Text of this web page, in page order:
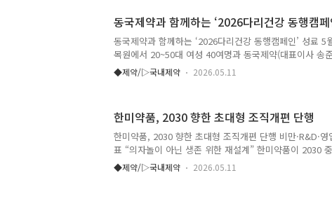
16% 감소했다. 바디텍메드는 최근 국내외 시장 공략을 위
벌 인허가 확대, 연구 인력 확충 등 지속적인 성장을 위한
중하고 있다. 특히 생화학 및 혈액분석, 동물진단..
동국제약과 함께하는 ‘2026다리건강 동행캠페
동국제약과 함께하는 ‘2026다리건강 동행캠페인’ 성료 5
목원에서 20~50대 여성 40여명과 동국제약(대표이사 송
요수목원(경기도 가평군 소재)에서 ‘동국제약과 함께하는
인’을 진행했다. 동행캠페인은 걷기와 같은 일상 속 가벼
인을 통해 사전 신청한 20대~50대 여성 40여 명이 가족
참여했다. 참가자들은 아침고요수목원을 걸으며 따뜻한
과 마음의 휴식을 취했으며, 봄꽃을 배경으로 사진도 찍
도 참여..
◆제약/▷국내제약 2026.05.11
한미약품, 2030 향한 초대형 조직개편 단행
한미약품, 2030 향한 초대형 조직개편 단행 비만·R&D·
표 “의자놀이 아닌 생존 위한 재설계” 한미약품이 2030
한 대대적인 조직 개편에 착수했다. 단순한 조직 명칭 변
치료제와 신약개발을 중심으로 회사의 핵심 역량을 전면
◆제약/▷국내제약 2026.05.11